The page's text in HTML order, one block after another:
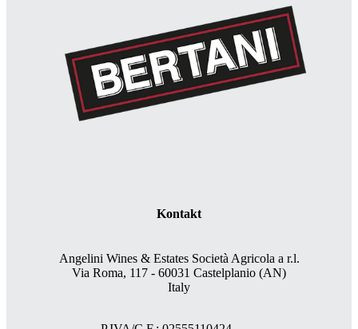
Kontakt
Angelini Wines & Estates Società Agricola a r.l.
Via Roma, 117 - 60031 Castelplanio (AN)
Italy